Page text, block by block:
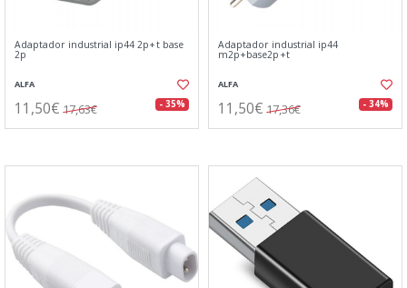
Adaptador industrial ip44 2p+t base
2p
ALFA
11,50€ 17,63€ - 35%
Adaptador industrial ip44
m2p+base2p+t
ALFA
11,50€ 17,36€ - 34%